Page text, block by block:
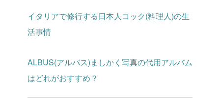
イタリアで修行する日本人コック(料理人)の生
活事情
ALBUS(アルバス)ましかく写真の代用アルバム
はどれがおすすめ？